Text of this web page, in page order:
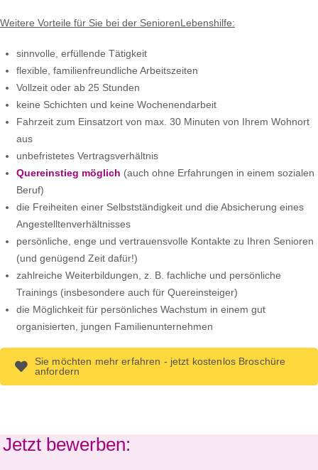
Weitere Vorteile für Sie bei der SeniorenLebenshilfe:
sinnvolle, erfüllende Tätigkeit
flexible, familienfreundliche Arbeitszeiten
Vollzeit oder ab 25 Stunden
keine Schichten und keine Wochenendarbeit
Fahrzeit zum Einsatzort von max. 30 Minuten von Ihrem Wohnort
aus
unbefristetes Vertragsverhältnis
Quereinstieg möglich (auch ohne Erfahrungen in einem sozialen
Beruf)
die Freiheiten einer Selbstständigkeit und die Absicherung eines
Angestelltenverhältnisses
persönliche, enge und vertrauensvolle Kontakte zu Ihren Senioren
(und genügend Zeit dafür!)
zahlreiche Weiterbildungen, z. B. fachliche und persönliche
Trainings (insbesondere auch für Quereinsteiger)
die Möglichkeit für persönliches Wachstum in einem gut
organisierten, jungen Familienunternehmen
Sie möchten mehr erfahren - jetzt kostenlos Broschüre
anfordern
Jetzt bewerben: